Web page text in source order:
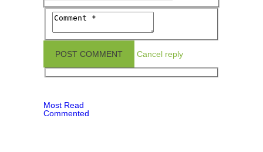
Cancel reply
Most Read
Commented